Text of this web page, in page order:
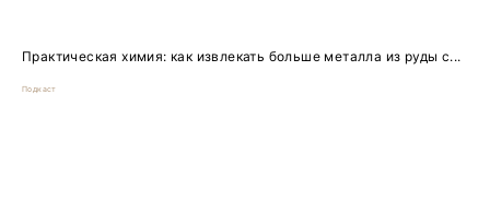
Практическая химия: как извлекать больше металла из руды с...
Подкаст